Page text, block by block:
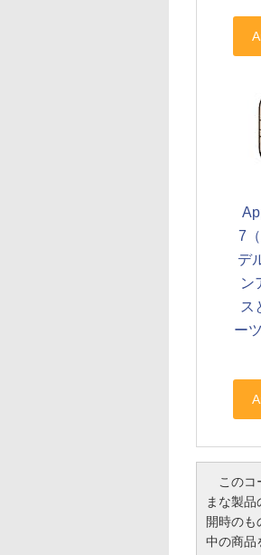
7
デ
ン
ス
ー
このコ
まな製
開時の
中の商品